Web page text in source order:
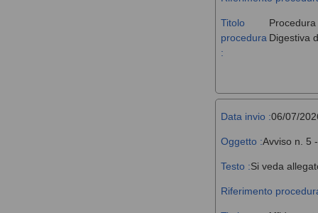
Titolo
procedura
:
Digestiva
Data invio :06/07/
Oggetto :Avviso n. 5
Testo :Si veda
Riferimento